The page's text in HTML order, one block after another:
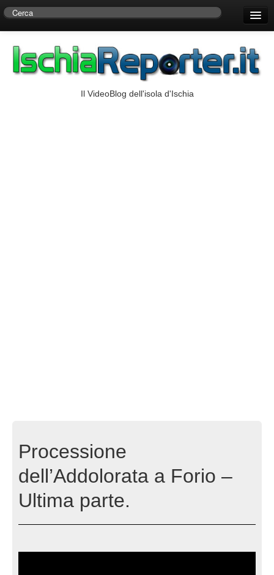
Centro di Ricerche Storiche D’Ambra
Il VideoBlog dell'isola d'Ischia
Processione
dell’Addolorata a Forio –
Ultima parte.